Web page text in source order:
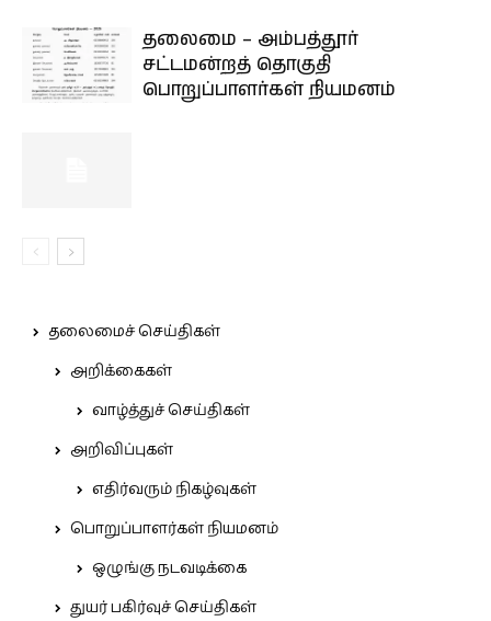
தலைமை – அம்பத்தூர்
சட்டமன்றத் தொகுதி
பொறுப்பாளர்கள் நியமனம்
தலைமைச் செய்திகள்
அறிக்கைகள்
வாழ்த்துச் செய்திகள்
அறிவிப்புகள்
எதிர்வரும் நிகழ்வுகள்
பொறுப்பாளர்கள் நியமனம்
ஒழுங்கு நடவடிக்கை
துயர் பகிர்வுச் செய்திகள்